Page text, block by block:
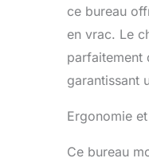
ce bureau
en vrac. Le
parfaitement
garantissant
Ergonomie
Ce bureau